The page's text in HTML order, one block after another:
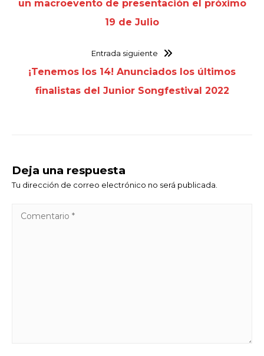
un macroevento de presentación el próximo
19 de Julio
Entrada siguiente
¡Tenemos los 14! Anunciados los últimos
finalistas del Junior Songfestival 2022
Deja una respuesta
Tu dirección de correo electrónico no será publicada.